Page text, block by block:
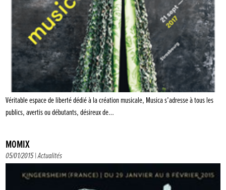
Véritable espace de liberté dédié à la création musicale, Musica s’adresse à tous les
publics, avertis ou débutants, désireux de…
MOMIX
05/01/2015 |Actualités